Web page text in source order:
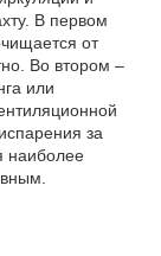
В первом
от
Во втором –
или
за
наиболее